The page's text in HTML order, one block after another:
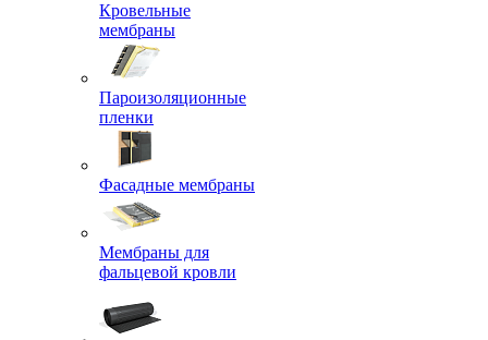
Кровельные
мембраны
Пароизоляционные
пленки
Фасадные мембраны
Мембраны для
фальцевой кровли